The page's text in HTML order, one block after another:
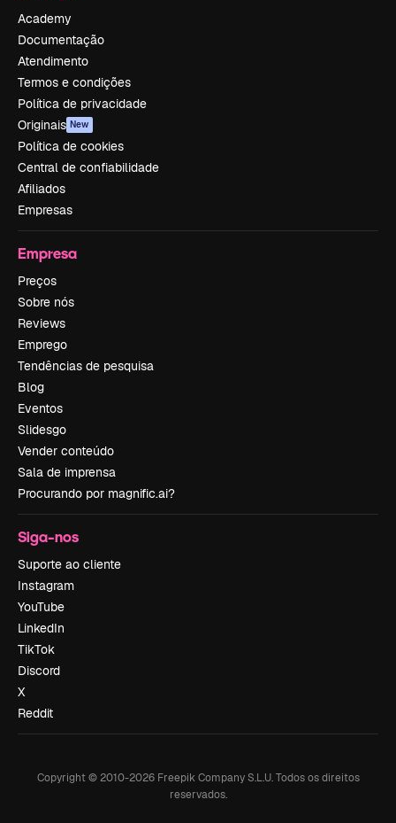
Academy
Documentação
Atendimento
Termos e condições
Política de privacidade
Originais New
Política de cookies
Central de confiabilidade
Afiliados
Empresas
Empresa
Preços
Sobre nós
Reviews
Emprego
Tendências de pesquisa
Blog
Eventos
Slidesgo
Vender conteúdo
Sala de imprensa
Procurando por magnific.ai?
Siga-nos
Suporte ao cliente
Instagram
YouTube
LinkedIn
TikTok
Discord
X
Reddit
Copyright © 2010-2026Freepik Company S.L.U. Todos os direitos
reservados.